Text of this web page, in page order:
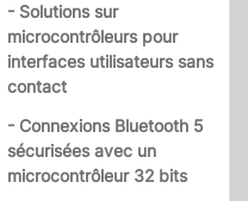
- Solutions sur
microcontrôleurs pour
interfaces utilisateurs sans
contact
- Connexions Bluetooth 5
sécurisées avec un
microcontrôleur 32 bits